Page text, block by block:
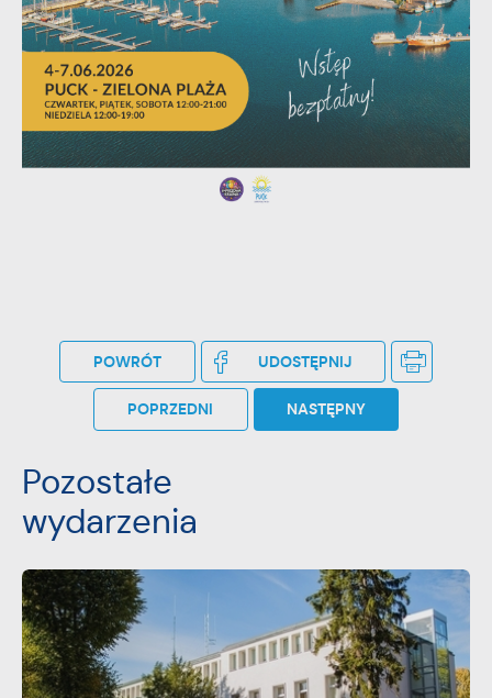
POWRÓT UDOSTĘPNIJ
POPRZEDNI NASTĘPNY
Pozostałe
wydarzenia
stronach podmiotów trzecich lub firm będących naszymi
partnerami oraz innych dostawców usług. Firmy te działają w
charakterze pośredników prezentujących nasze treści w
postaci wiadomości, ofert, komunikatów mediów
społecznościowych.